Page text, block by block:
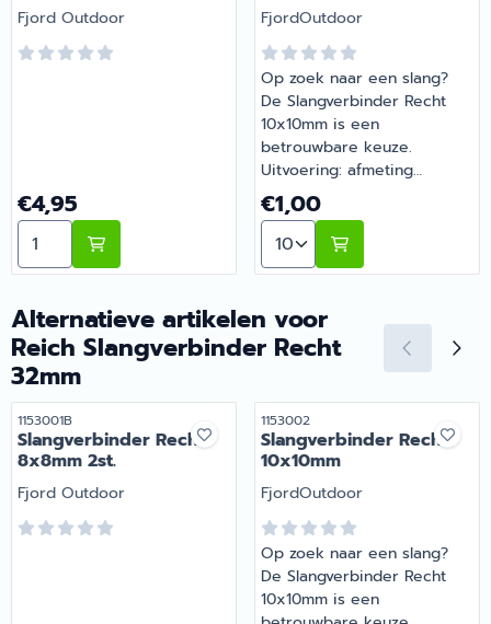
Merk:
Fjord Outdoor
Prijs: 4,95
€4,95
Aantal kiezen voor Slangverbinder Recht 8x10mm 2st.
Merk:
FjordOutdoor
Op zoek naar een slang?
De Slangverbinder Recht
10x10mm is een
betrouwbare keuze.
Uitvoering: afmeting
10x10mm. Onmisbaar voor
wie comfortabel op pad
gaat met de camper of
caravan. Bestel dit
recreatiespecialist.
Prijs: 1,00
€1,00
Aantal kiezen voor
Alternatieve artikelen voor
Reich Slangverbinder Recht
32mm
Artikelnummer
1153001B
Slangverbinder Recht
8x8mm 2st.
Merk:
Fjord Outdoor
Artikelnummer
1153002
Slangverbinder Recht
10x10mm
Merk:
FjordOutdoor
Op zoek naar een slang?
De Slangverbinder Recht
10x10mm is een